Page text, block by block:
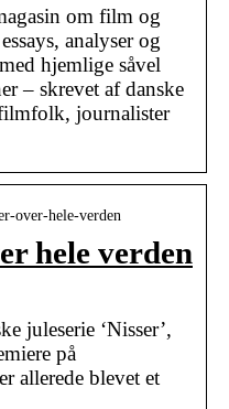
om film og
analyser og
hjemlige såvel
– skrevet af danske
journalister
over-hele-verden
hele verden
juleserie ‘Nisser’,
på
allerede blevet et